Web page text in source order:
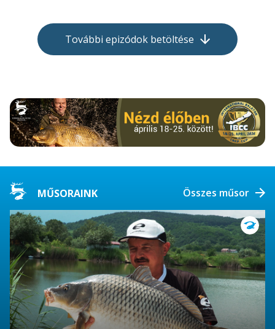
További epizódok betöltése
MŰSORAINK Összes műsor